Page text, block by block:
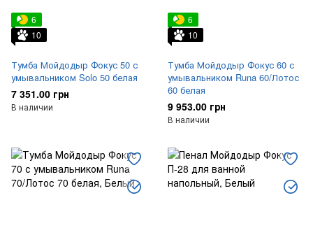
6
10
Тумба Мойдодыр Фокус 50 с
умывальником Solo 50 белая
7 351.00 грн
В наличии
6
10
Тумба Мойдодыр Фокус 60 с
умывальником Runa 60/Лотос
60 белая
9 953.00 грн
В наличии